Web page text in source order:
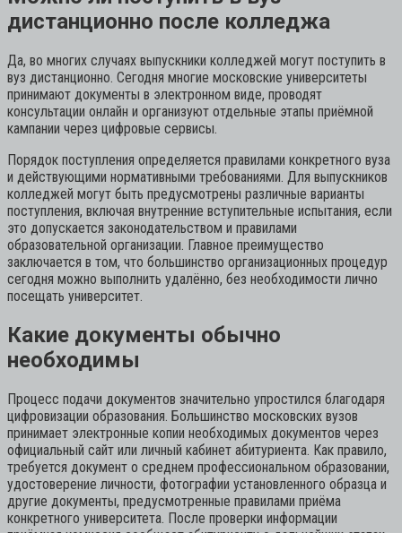
дистанционно после колледжа
Да, во многих случаях выпускники колледжей могут поступить в
вуз дистанционно. Сегодня многие московские университеты
принимают документы в электронном виде, проводят
консультации онлайн и организуют отдельные этапы приёмной
кампании через цифровые сервисы.
Порядок поступления определяется правилами конкретного вуза
и действующими нормативными требованиями. Для выпускников
колледжей могут быть предусмотрены различные варианты
поступления, включая внутренние вступительные испытания, если
это допускается законодательством и правилами
образовательной организации. Главное преимущество
заключается в том, что большинство организационных процедур
сегодня можно выполнить удалённо, без необходимости лично
посещать университет.
Какие документы обычно
необходимы
Процесс подачи документов значительно упростился благодаря
цифровизации образования. Большинство московских вузов
принимает электронные копии необходимых документов через
официальный сайт или личный кабинет абитуриента. Как правило,
требуется документ о среднем профессиональном образовании,
удостоверение личности, фотографии установленного образца и
другие документы, предусмотренные правилами приёма
конкретного университета. После проверки информации